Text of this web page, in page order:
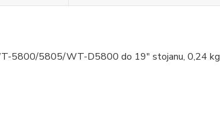
5800/5805/WT-D5800 do 19" stojanu, 0,24 kg